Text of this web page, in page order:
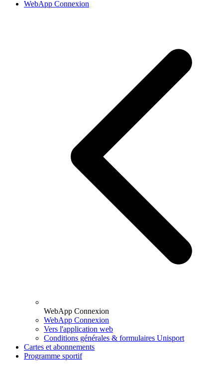
WebApp Connexion
WebApp Connexion
WebApp Connexion
Vers l'application web
Conditions générales & formulaires Unisport
Cartes et abonnements
Programme sportif